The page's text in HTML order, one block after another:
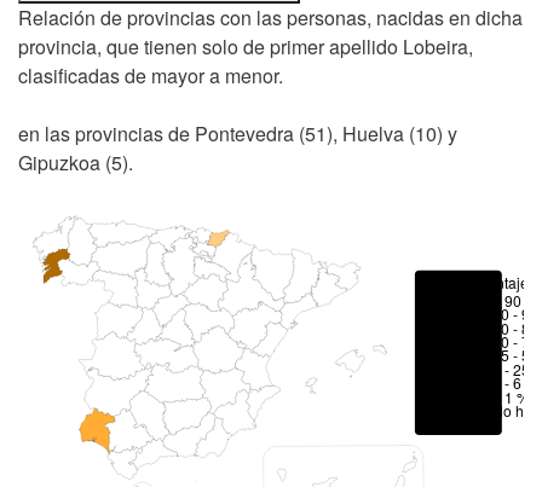
Relación de provincias con las personas, nacidas en dicha
provincia, que tienen solo de primer apellido Lobeira,
clasificadas de mayor a menor.
en las provincias de Pontevedra (51), Huelva (10) y
Gipuzkoa (5).
Porcentajes
> 90 %
80 -
70 -
50 -
25 -
6 - 25
1 - 6 %
< 1 %
No hay